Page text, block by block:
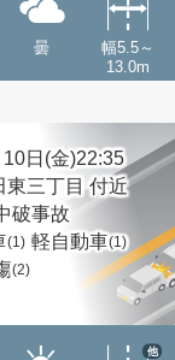
曇
幅5.5～
13.0m
日(金)22:35
東三丁目 付近
破事故
(1) 軽自動車(1)
(2)
他